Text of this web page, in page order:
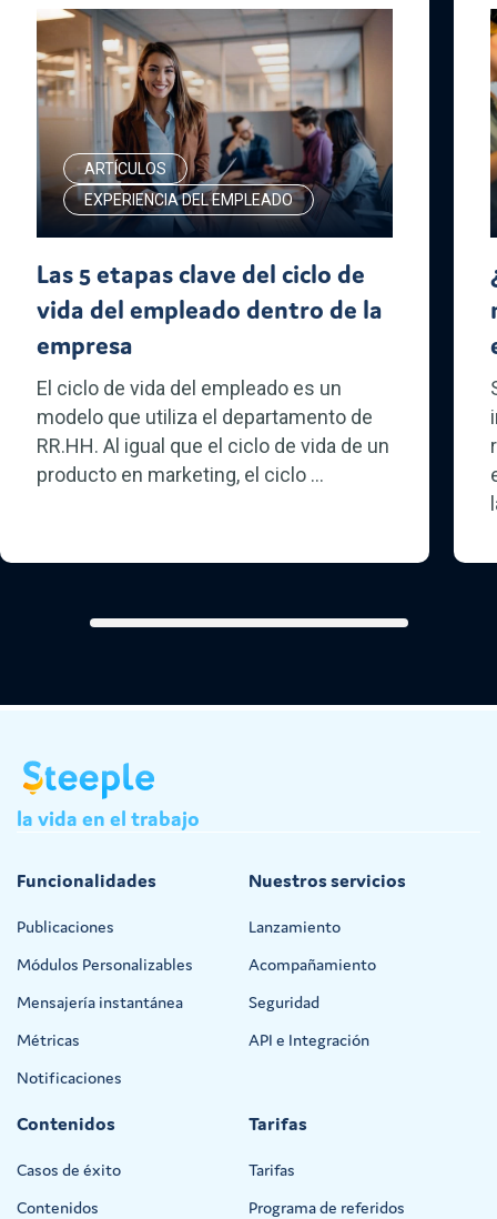
ARTÍCULOS
EXPERIENCIA DEL EMPLEADO
Las 5 etapas clave del ciclo de
vida del empleado dentro de la
empresa
El ciclo de vida del empleado es un
modelo que utiliza el departamento de
RR.HH. Al igual que el ciclo de vida de un
producto en marketing, el ciclo ...
la vida en el trabajo
Funcionalidades
Publicaciones
Módulos Personalizables
Mensajería instantánea
Métricas
Notificaciones
Nuestros servicios
Lanzamiento
Acompañamiento
Seguridad
API e Integración
Contenidos
Casos de éxito
Contenidos
Tarifas
Tarifas
Programa de referidos